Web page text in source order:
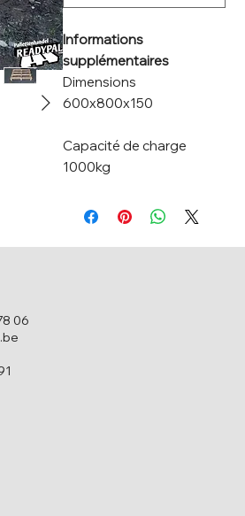
Informations
supplémentaires
Dimensions
600x800x150
Capacité de charge
1000kg
06